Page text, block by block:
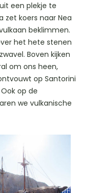
een plekje te
zet koers naar Nea
beklimmen.
het hete stenen
Boven kijken
om ons heen,
op Santorini
op de
we vulkanische